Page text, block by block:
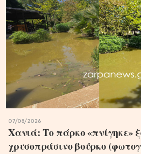
07/08/2026
Χανιά: Το πάρκο «πνίγηκε»
χρυσοπράσινο βούρκο